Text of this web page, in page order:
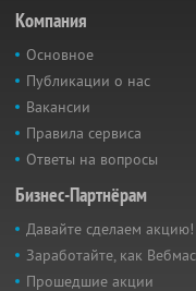
Компания
Основное
Публикации о нас
Вакансии
Правила сервиса
Ответы на вопросы
Бизнес-Партнёрам
Давайте сделаем акцию!
Заработайте, как
Прошедшие акции